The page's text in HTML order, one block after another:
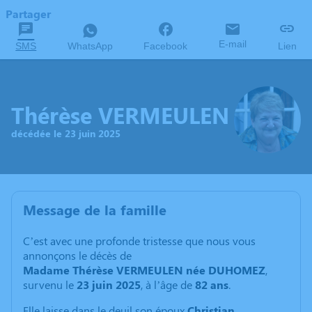
Partager
SMS WhatsApp Facebook E-mail Lien
Thérèse VERMEULEN
décédée le 23 juin 2025
Message de la famille
C’est avec une profonde tristesse que nous vous
annonçons le décès de
Madame Thérèse VERMEULEN née DUHOMEZ,
survenu le 23 juin 2025, à l’âge de 82 ans.